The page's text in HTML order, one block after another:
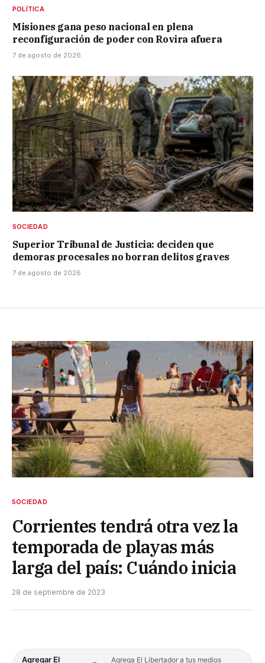
POLÍTICA
Misiones gana peso nacional en plena
reconfiguración de poder con Rovira afuera
7 de agosto de 2026
SOCIEDAD
Superior Tribunal de Justicia: deciden que
demoras procesales no borran delitos graves
7 de agosto de 2026
SOCIEDAD
Corrientes tendrá otra vez la
temporada de playas más
larga del país: Cuándo inicia
28 de septiembre de 2023
Agregar El Agrega El Libertador a tus medios